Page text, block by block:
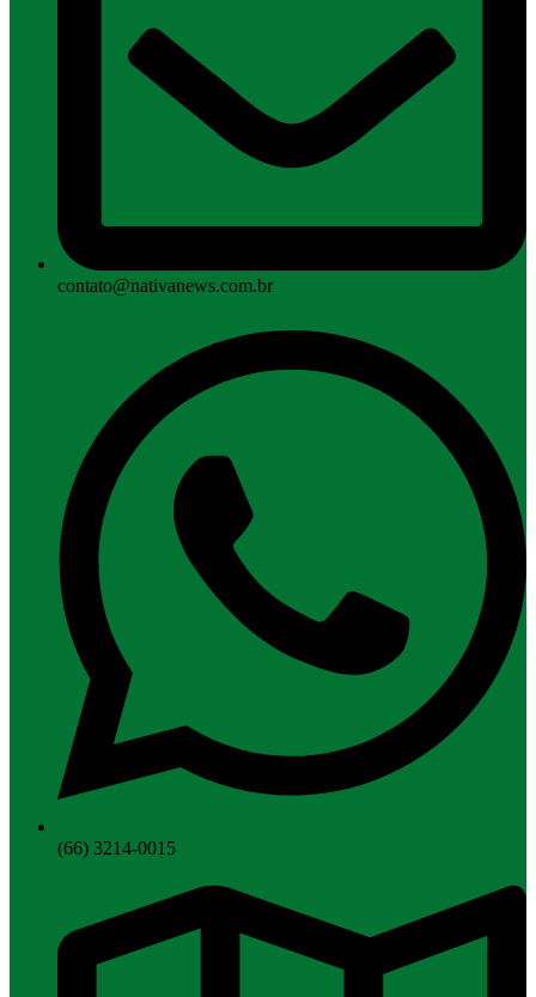
contato@nativanews.com.br
(66) 3214-0015